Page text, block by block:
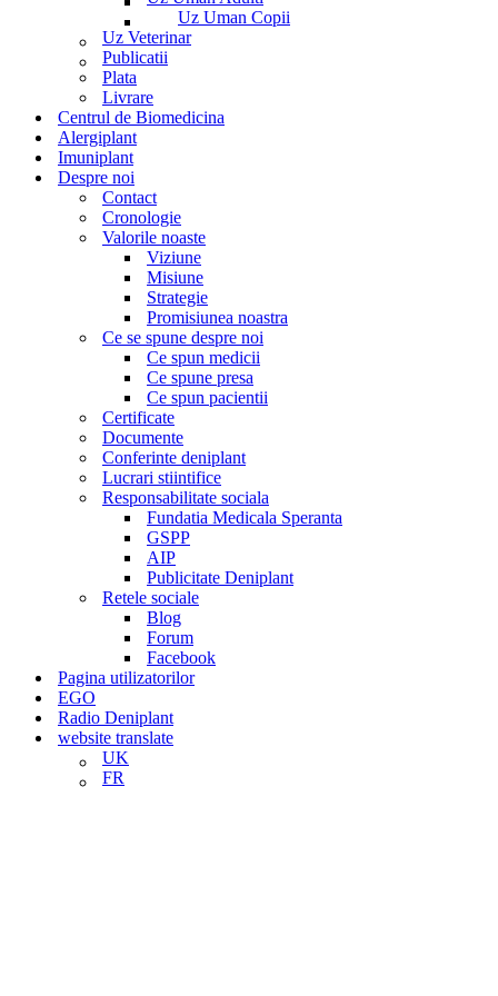
Uz Uman Copii
Uz Veterinar
Publicatii
Plata
Livrare
Centrul de Biomedicina
Alergiplant
Imuniplant
Despre noi
Contact
Cronologie
Valorile noaste
Viziune
Misiune
Strategie
Promisiunea noastra
Ce se spune despre noi
Ce spun medicii
Ce spune presa
Ce spun pacientii
Certificate
Documente
Conferinte deniplant
Lucrari stiintifice
Responsabilitate sociala
Fundatia Medicala Speranta
GSPP
AIP
Publicitate Deniplant
Retele sociale
Blog
Forum
Facebook
Pagina utilizatorilor
EGO
Radio Deniplant
website translate
UK
FR